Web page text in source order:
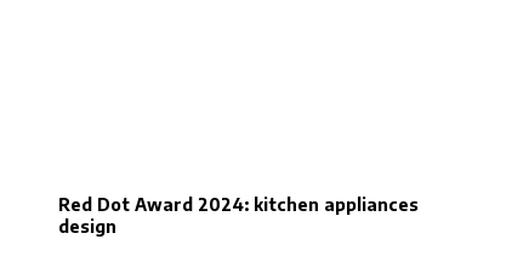
Red Dot Award 2024: kitchen appliances
design